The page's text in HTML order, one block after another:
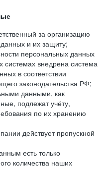
за организацию
и их защиту;
персональных данных
внедрена система
в соответствии
законодательства РФ;
данными, как
подлежат учёту,
по их хранению
действует пропускной
есть только
количества наших